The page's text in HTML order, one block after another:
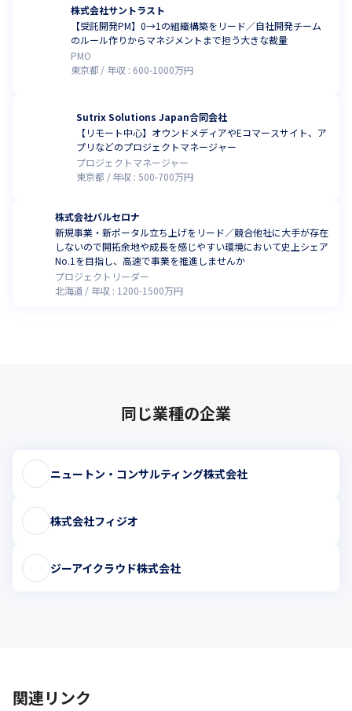
株式会社サントラスト
【受託開発PM】0→1の組織構築をリード／自社開発チーム
のルール作りからマネジメントまで担う大きな裁量
PMO
東京都
年収 : 600-1000万円
Sutrix Solutions Japan合同会社
【リモート中心】オウンドメディアやEコマースサイト、ア
プリなどのプロジェクトマネージャー
プロジェクトマネージャー
東京都
年収 : 500-700万円
株式会社バルセロナ
新規事業・新ポータル立ち上げをリード／競合他社に大手が存在
しないので開拓余地や成長を感じやすい環境において史上シェア
No.1を目指し、高速で事業を推進しませんか
プロジェクトリーダー
北海道
年収 : 1200-1500万円
同じ業種の企業
ニュートン・コンサルティング株式会社
株式会社フィジオ
ジーアイクラウド株式会社
関連リンク